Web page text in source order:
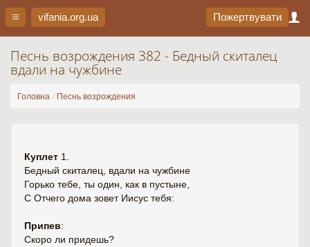
vifania.org.ua Пожертвувати
Песнь возрождения 382 - Бедный скиталец
вдали на чужбине
Головна Песнь возрождения
Куплет 1.
Бедный скиталец, вдали на чужбине
Горько тебе, ты один, как в пустыне,
С Отчего дома зовет Иисус тебя:
Припев:
Скоро ли придешь?